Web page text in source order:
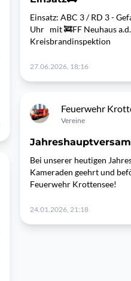
Einsatz: ABC 3 / RD 3 -
Uhr mit 🚒FF Neuhaus
Kreisbrandinspektion
27.06.2026, 18:16
Feuerwehr
Vereine
Bei unserer heutigen
Kameraden geehrt und
Feuerwehr Krottensee!
24.01.2026, 21:18